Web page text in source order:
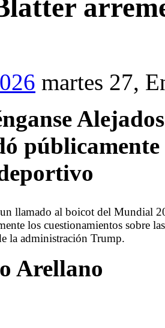
martes 27,
llamado al boicot del Mundial
los cuestionamientos sobre las
la administración Trump.
Arellano